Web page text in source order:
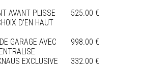
AVANT PLISSE
D'EN HAUT
525.00 €
GARAGE AVEC
998.00 €
EXCLUSIVE
332.00 €